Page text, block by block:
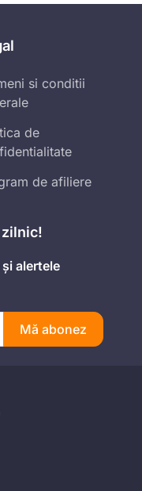
si conditii
de
de afiliere
alertele
Mă abonez